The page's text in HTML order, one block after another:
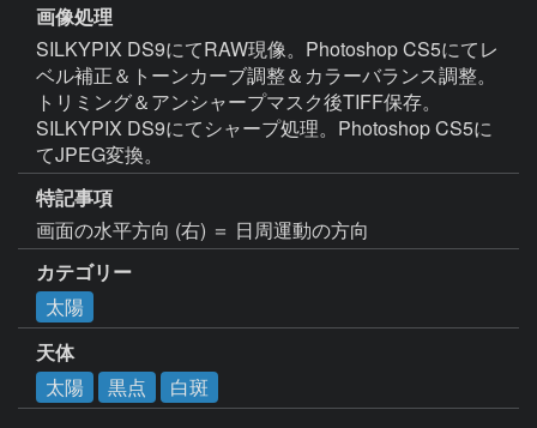
画像処理
SILKYPIX DS9にてRAW現像。Photoshop CS5にてレ
ベル補正＆トーンカーブ調整＆カラーバランス調整。
トリミング＆アンシャープマスク後TIFF保存。
SILKYPIX DS9にてシャープ処理。Photoshop CS5に
てJPEG変換。
特記事項
画面の水平方向 (右) ＝ 日周運動の方向
カテゴリー
太陽
天体
太陽
黒点 白斑